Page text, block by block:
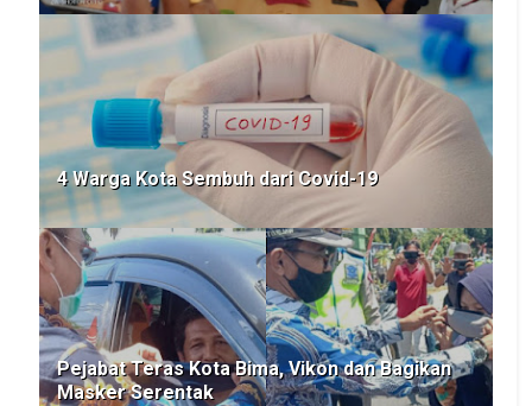
4 Warga Kota Sembuh dari Covid-19
Pejabat Teras Kota Bima, Vikon dan Bagikan
Masker Serentak